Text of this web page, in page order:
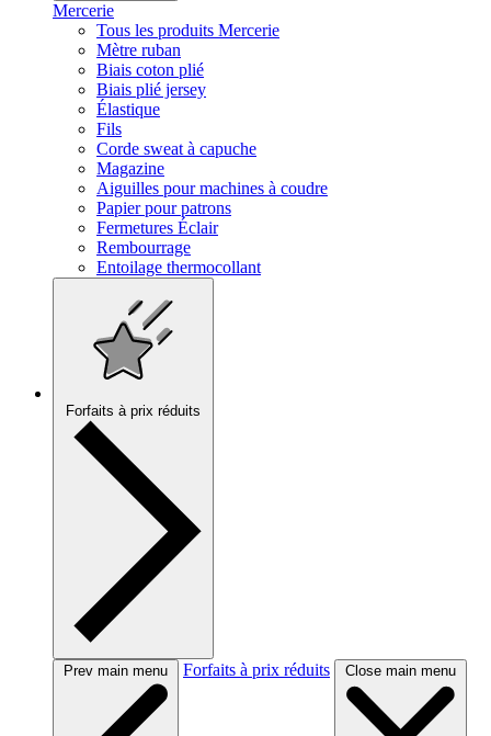
Mercerie
Tous les produits Mercerie
Mètre ruban
Biais coton plié
Biais plié jersey
Élastique
Fils
Corde sweat à capuche
Magazine
Aiguilles pour machines à coudre
Papier pour patrons
Fermetures Éclair
Rembourrage
Entoilage thermocollant
Forfaits à prix réduits
Prev main menu Forfaits à prix réduits Close main menu